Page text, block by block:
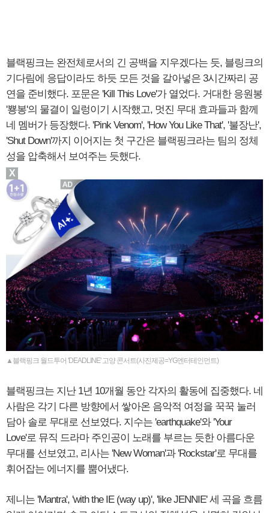
블랙핑크는 완전체로서의 긴 공백을 지우겠다는 듯, 블링크의
기다림에 응답이라도 하듯 모든 것을 갈아넣은 3시간짜리 공
연을 준비했다. 포문은 'Kill This Love'가 열었다. 거대한 응원봉
'뿅봉'의 물결이 일렁이기 시작했고, 멋진 무대 효과들과 함께
네 멤버가 등장했다. 'Pink Venom', 'How You Like That', '불장난',
'Shut Down'까지 이어지는 첫 구간은 블랙핑크라는 팀의 정체
성을 압축해서 보여주는 듯했다.
▲블랙핑크 월드투어 'DEADLINE' 고양 콘서트(사진제공=YG엔터테인먼트)
블랙핑크는 지난 1년 10개월 동안 각자의 활동에 집중했다. 네
사람은 각기 다른 방향에서 쌓아온 음악적 여정을 꾹꾹 눌러
담아 솔로 무대로 선보였다. 지수는 'earthquake'와 'Your
Love'로 뮤직 드라마 주인공이 노래를 부르는 듯한 아름다운
무대를 선보였고, 리사는 'New Woman'과 'Rockstar'로 무대를
휘어잡는 에너지를 뿜어냈다.
제니는 'Mantra', 'with the IE (way up)', 'like JENNIE' 세 곡을 흐름
X